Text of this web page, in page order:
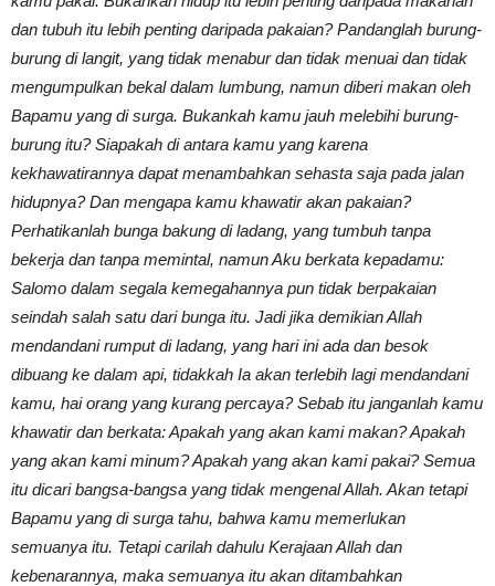
dan tubuh itu lebih penting daripada pakaian? Pandanglah burung-
burung di langit, yang tidak menabur dan tidak menuai dan tidak
mengumpulkan bekal dalam lumbung, namun diberi makan oleh
Bapamu yang di surga. Bukankah kamu jauh melebihi burung-
burung itu? Siapakah di antara kamu yang karena
kekhawatirannya dapat menambahkan sehasta saja pada jalan
hidupnya? Dan mengapa kamu khawatir akan pakaian?
Perhatikanlah bunga bakung di ladang, yang tumbuh tanpa
bekerja dan tanpa memintal, namun Aku berkata kepadamu:
Salomo dalam segala kemegahannya pun tidak berpakaian
seindah salah satu dari bunga itu. Jadi jika demikian Allah
mendandani rumput di ladang, yang hari ini ada dan besok
dibuang ke dalam api, tidakkah Ia akan terlebih lagi mendandani
kamu, hai orang yang kurang percaya? Sebab itu janganlah kamu
khawatir dan berkata: Apakah yang akan kami makan? Apakah
yang akan kami minum? Apakah yang akan kami pakai? Semua
itu dicari bangsa-bangsa yang tidak mengenal Allah. Akan tetapi
Bapamu yang di surga tahu, bahwa kamu memerlukan
semuanya itu. Tetapi carilah dahulu Kerajaan Allah dan
kebenarannya, maka semuanya itu akan ditambahkan